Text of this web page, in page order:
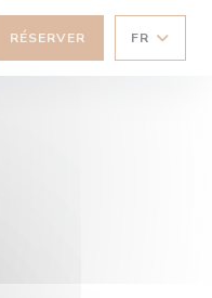
RÉSERVER FR